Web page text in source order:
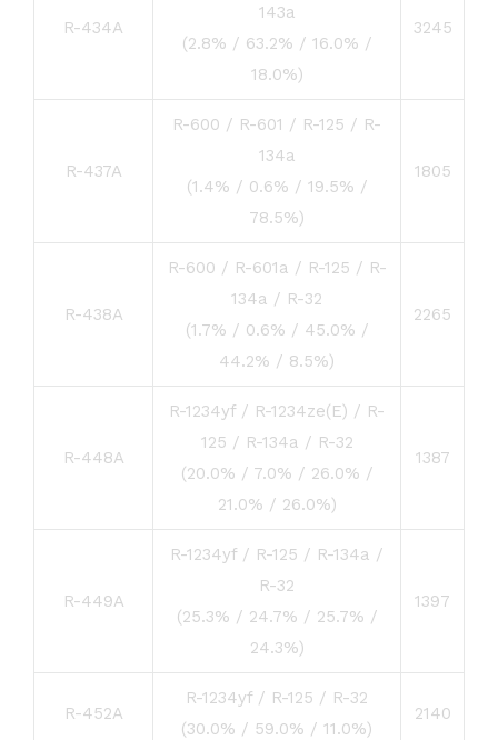
R-434A
143a
(2.8% / 63.2% / 16.0% /
18.0%)
3245
R-437A
R-600 / R-601 / R-125 / R-
134a
(1.4% / 0.6% / 19.5% /
78.5%)
1805
R-438A
R-600 / R-601a / R-125 / R-
134a / R-32
(1.7% / 0.6% / 45.0% /
44.2% / 8.5%)
2265
R-448A
R-1234yf / R-1234ze(E) / R-
125 / R-134a / R-32
(20.0% / 7.0% / 26.0% /
21.0% / 26.0%)
1387
R-449A
R-1234yf / R-125 / R-134a /
R-32
(25.3% / 24.7% / 25.7% /
24.3%)
1397
R-452A
R-1234yf / R-125 / R-32
(30.0% / 59.0% / 11.0%)
2140